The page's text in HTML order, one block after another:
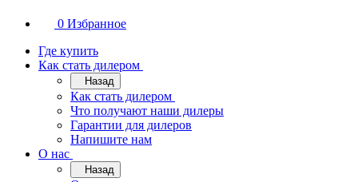
0 Избранное
Где купить
Как стать дилером
Назад
Как стать дилером
Что получают наши дилеры
Гарантии для дилеров
Напишите нам
О нас
Назад